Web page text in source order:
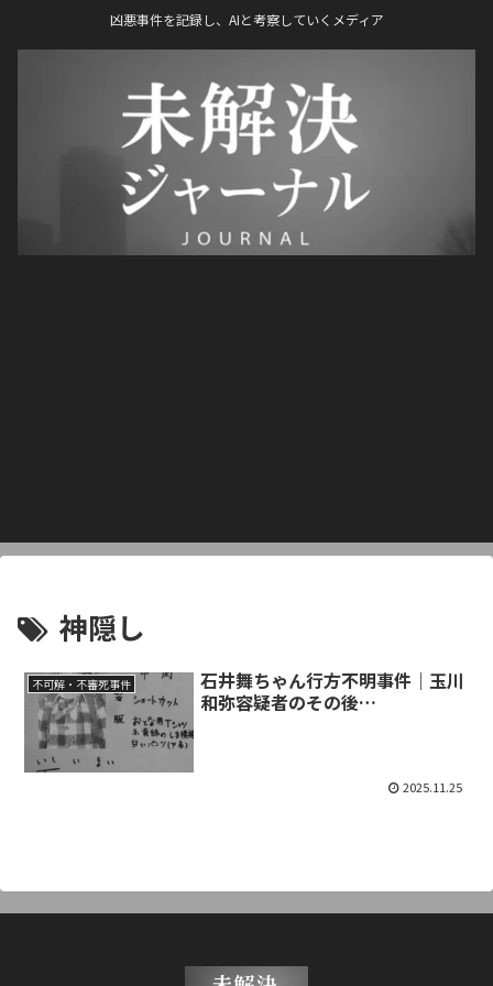
凶悪事件を記録し、AIと考察していくメディア
神隠し
不可解・不審死事件
石井舞ちゃん行方不明事件｜玉川
和弥容疑者のその後…
2025.11.25